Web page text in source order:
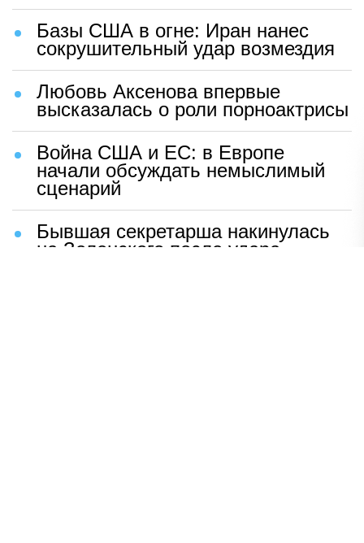
Базы США в огне: Иран нанес
сокрушительный удар возмездия
Любовь Аксенова впервые
высказалась о роли порноактрисы
Война США и ЕС: в Европе
начали обсуждать немыслимый
сценарий
Бывшая секретарша накинулась
на Зеленского после удара